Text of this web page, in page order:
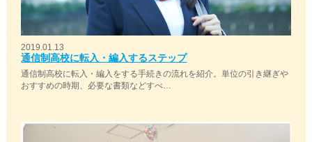
2019.01.13
通信制高校に転入・編入するステップ
通信制高校に転入・編入をする手続きの流れを紹介。単位の引き継ぎや
おすすめの時期、必要な書類などすべ…